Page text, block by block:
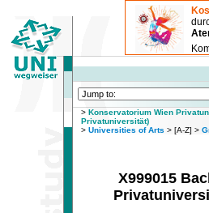
> Konservatorium Wien
Privatuniversität)
> Universities of Arts > [A-Z] >
X999015